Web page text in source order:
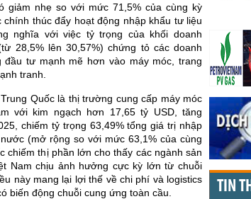
giảm nhẹ so với mức 71,5% của cùng kỳ
thúc đẩy hoạt động nhập khẩu tư liệu
nghĩa với việc tỷ trọng của khối doanh
28,5% lên 30,57%) chứng tỏ các doanh
đầu tư mạnh mẽ hơn vào máy móc, trang
tranh.
Quốc là thị trường cung cấp máy móc
với kim ngạch hơn 17,65 tỷ USD, tăng
chiếm tỷ trọng 63,49% tổng giá trị nhập
(mở rộng so với mức 63,1% của cùng
chiếm thị phần lớn cho thấy các ngành sản
Nam chịu ảnh hưởng cực kỳ lớn từ chuỗi
này mang lại lợi thế về chi phí và logistics
biến động chuỗi cung ứng toàn cầu.
TIN